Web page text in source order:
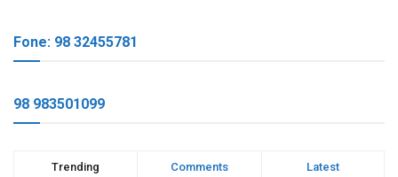
Fone: 98 32455781
98 983501099
Trending Comments Latest